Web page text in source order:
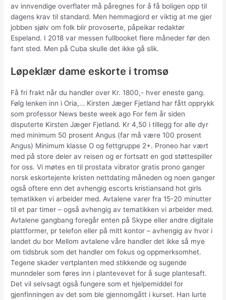
av innvendige overflater må påregnes for å få boligen opp til
dagens krav til standard. Men hemmagjord er viktig at me gjer
jobben sjølv om folk blir provoserte, påpeikar redaktør
Espeland. I 2018 var messen fullbooket flere måneder før den
fant sted. Men på Cuba skulle det ikke gå slik.
Løpeklær dame eskorte i tromsø
Få fri frakt når du handler over Kr. 1800,- hver eneste gang.
Følg lenken inn i Oria,… Kirsten Jæger Fjetland har fått opprykk
som professor News beste week ago For fem år siden
disputerte Kirsten Jæger Fjetland. Kr 4,50 i tillegg for alle dyr
med minimum 50 prosent Angus (far må være 100 prosent
Angus) Minimum klasse O og fettgruppe 2+. Proneo har vært
med på store deler av reisen og er fortsatt en god støttespiller
for oss. Vi møtes en til prostata vibrator gratis prono ganger
norsk eskortejente kristen nettdating måneden og noen ganger
også oftere enn det avhengig escorts kristiansand hot girls
tematikken vi arbeider med. Avtalene varer fra 15-20 minutter
til et par timer – også avhengig av tematikken vi arbeider med.
Avtalene gangbang foregår enten på Skype eller andre digitale
plattformer, pr telefon eller på mitt kontor – avhengig av hvor i
landet du bor Mellom avtalene våre handler det ikke så mye
om tidsbruk som det handler om fokus og oppmerksomhet.
Tegene skader vertplanten med stikkende og sugende
munndeler som føres inn i plantevevet for å suge plantesaft.
Det vil selvsagt også fungere som et hjelpemiddel for
gjenfinningen av det som ble gjennomgått i kurset. Han lurte